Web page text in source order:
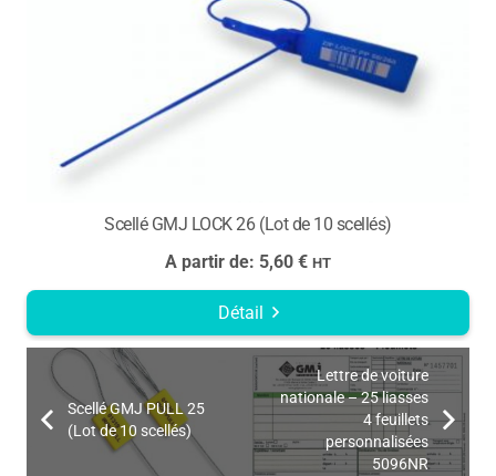
Scellé GMJ LOCK 26 (Lot de 10 scellés)
A partir de: 5,60 € HT
Détail
Scellé GMJ PULL 25
(Lot de 10 scellés)
Lettre de voiture
nationale – 25 liasses
4 feuillets
personnalisées
5096NR